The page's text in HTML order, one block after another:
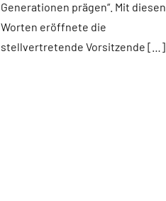
Generationen prägen“. Mit diesen
Worten eröffnete die
stellvertretende Vorsitzende […]